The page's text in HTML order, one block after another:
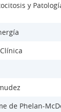
y
de Phelan-